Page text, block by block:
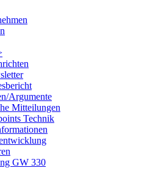
Argumente
Mitteilungen
Technik
GW 330